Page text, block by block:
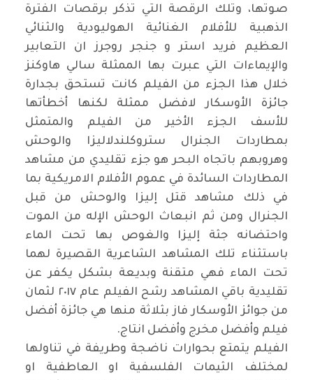
صوتها، وتلك الرقصة التي تذكر برقصات الفترة
الذهبية للأفلام الغنائية الهوليودية والثنائي
العظيم فريد استر و جنجر روجرز ان التعابير
والإيماءات التي عبرت بها الممثلة سالي هاوكنز
خلال هذا الجزء من الفيلم كانت تستحق بجدارة
جائزة الأوسكار لافضل ممثلة لكنها أخطأتها
للأسف الجزء الأخير من الفيلم والمتمثل
بمطاردات الجنرال ستروكلندلاليزا والوحش
وهروبهم باتجاه البحر هو جزء تقليدي من مشاهد
المطاردات السائدة في عموم الأفلام الامريكية بما
في ذلك مشاهد قتل إليزا والوحش من قبل
الجنرال ومن ثم انبعاث الوحش الإله من الموت
واحتضانه جثة إليزا والغوص بها تحت الماء
باستثناء تلك المشاهد الشاعرية القصيرة لهما
تحت الماء فهي متقنة وبديعة بشكل يكفر عن
تقليدية باقي المشاهد رشح الفيلم عام ٢٠١٧ لثمان
من جوائز الأوسكار فاز بثلاثة منها هي جائزة أفضل
فيلم وأفضل مخرج وأفضل انتاج.
الفيلم يتمتع بحوارات ناضجة وطريفة في تناولها
لمختلف الثيمات الفلسفية او العاطفية او